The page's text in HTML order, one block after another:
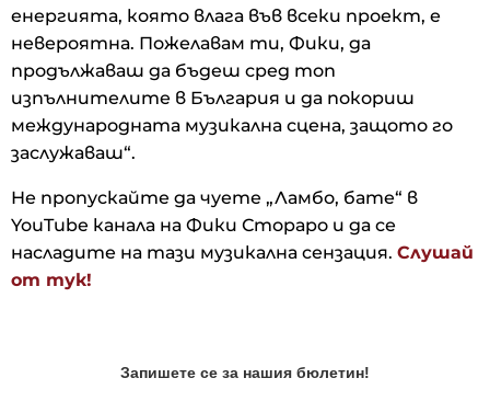
енергията, която влага във всеки проект, е
невероятна. Пожелавам ти, Фики, да
продължаваш да бъдеш сред топ
изпълнителите в България и да покориш
международната музикална сцена, защото го
заслужаваш“.
Не пропускайте да чуете „Ламбо, бате“ в
YouTube канала на Фики Стораро и да се
насладите на тази музикална сензация. Слушай
от тук!